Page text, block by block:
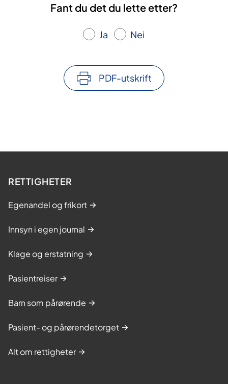
Fant du det du lette etter?
Ja Nei
PDF-utskrift
RETTIGHETER
Egenandel og frikort
Innsyn i egen journal
Klage og erstatning
Pasientreiser
Barn som pårørende
Pasient- og pårørendetorget
Alt om rettigheter